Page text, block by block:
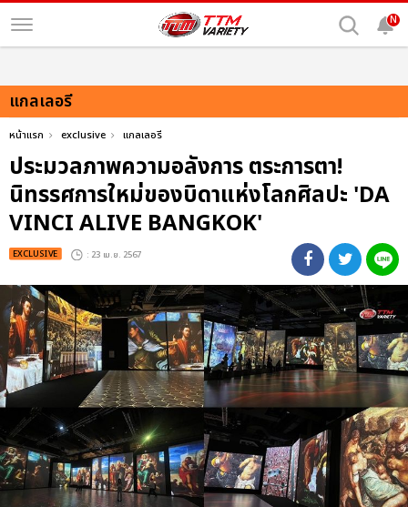
N
แกลเลอรี
หน้าแรก exclusive แกลเลอรี
ประมวลภาพความอลังการ ตระการตา!
นิทรรศการใหม่ของบิดาแห่งโลกศิลปะ 'DA
VINCI ALIVE BANGKOK'
EXCLUSIVE : 23 เม.ย. 2567